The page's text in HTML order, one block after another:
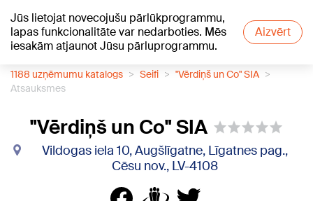
Jūs lietojat novecojušu pārlūkprogrammu,
lapas funkcionalitāte var nedarboties. Mēs
iesakām atjaunot Jūsu pārluprogrammu.
Aizvērt
+17°C
1188 uzņēmumu katalogs Seifi
"Vērdiņš un Co" SIA
Atsauksmes
"Vērdiņš un Co" SIA
Vildogas iela 10, Augšlīgatne, Līgatnes pag.,
Cēsu nov., LV-4108